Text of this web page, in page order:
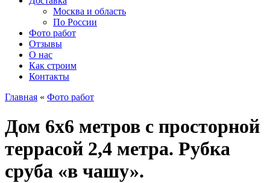
Москва и область
По России
Фото работ
Отзывы
О нас
Как строим
Контакты
Главная « Фото работ
Дом 6х6 метров с просторной
террасой 2,4 метра. Рубка
сруба «в чашу».